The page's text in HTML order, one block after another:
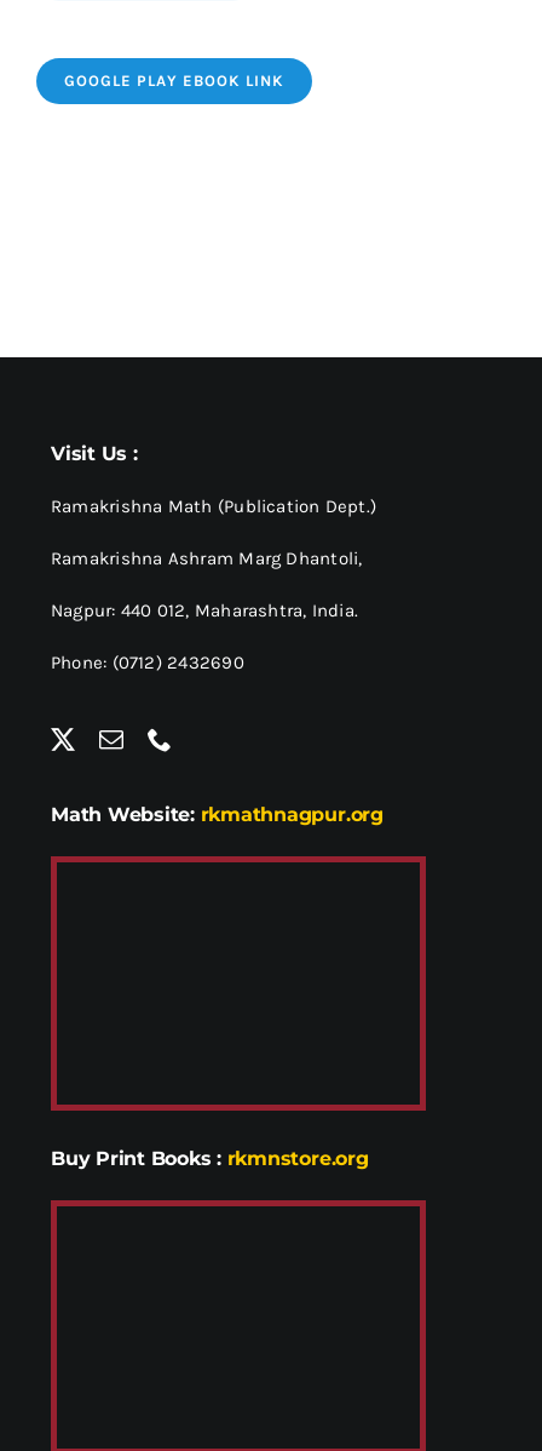
GOOGLE PLAY EBOOK LINK
Visit Us :
Ramakrishna Math (Publication Dept.)
Ramakrishna Ashram Marg Dhantoli,
Nagpur: 440 012, Maharashtra, India.
Phone: (0712) 2432690
Math Website: rkmathnagpur.org
Buy Print Books : rkmnstore.org